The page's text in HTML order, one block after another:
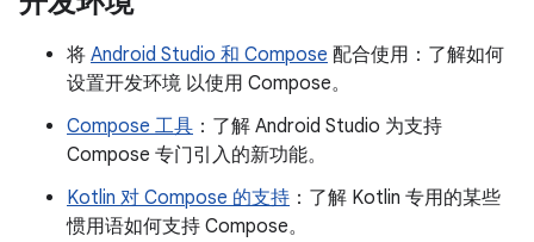
将 Android Studio 和 Compose 配合使用：了解如何
设置开发环境 以使用 Compose。
Compose 工具 ：了解 Android Studio 为支持
Compose 专门引入的新功能。
Kotlin 对 Compose 的支持 ：了解 Kotlin 专用的某些
惯用语如何支持 Compose。